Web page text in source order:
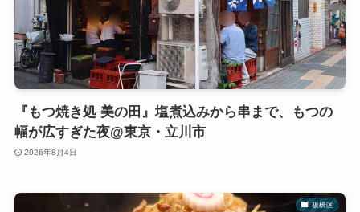
『もつ焼き処 美の田』塩煮込みから串まで、もつの
幅が広すぎた夜@東京・立川市
2026年8月4日
板橋区